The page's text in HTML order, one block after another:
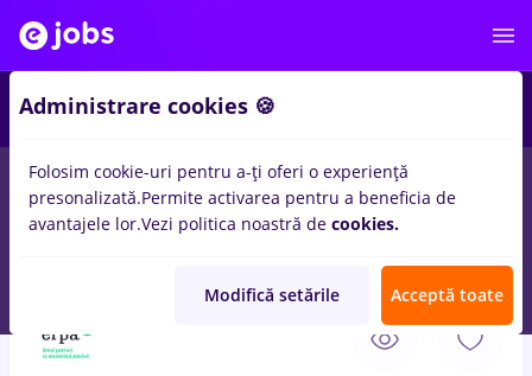
Salarii Full time Part time Fără experiență
Administrare cookies 🍪
Folosim cookie-uri pentru a-ți oferi o experiență
presonalizată.Permite activarea pentru a beneficia de
avantajele lor.Vezi politica noastră de cookies.
Modifică setările Acceptă toate